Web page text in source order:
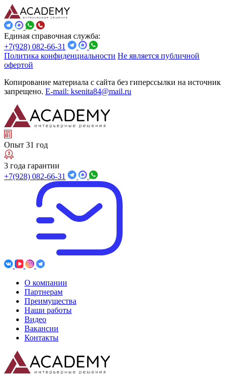
Единая справочная служба:
+7(928) 082-66-31
Политика конфиденциальности Не является публичной
офертой
Копирование материала с сайта без гиперссылки на источник
запрещено. E-mail: ksenita84@mail.ru
Опыт 31 год
3 года гарантии
+7(928) 082-66-31
О компании
Партнерам
Преимущества
Наши работы
Видео
Вакансии
Контакты